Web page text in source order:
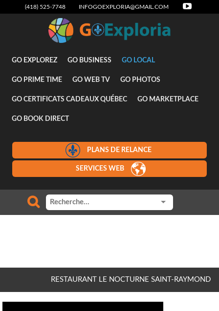
(418) 525-7748 INFOGOEXPLORIA@GMAIL.COM
GO EXPLOREZ GO BUSINESS GO LOCAL
GO PRIME TIME GO WEB TV GO PHOTOS
GO CERTIFICATS CADEAUX QUÉBEC GO MARKETPLACE
GO BOOK DIRECT
PLANS DE RELANCE
SERVICES WEB
RESTAURANT LE NOCTURNE SAINT-RAYMOND